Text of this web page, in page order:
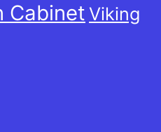
Cabinet Viking